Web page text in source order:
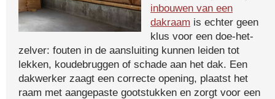
inbouwen van een
dakraam is echter geen
klus voor een doe-het-
zelver: fouten in de aansluiting kunnen leiden tot
lekken, koudebruggen of schade aan het dak. Een
dakwerker zaagt een correcte opening, plaatst het
raam met aangepaste gootstukken en zorgt voor een